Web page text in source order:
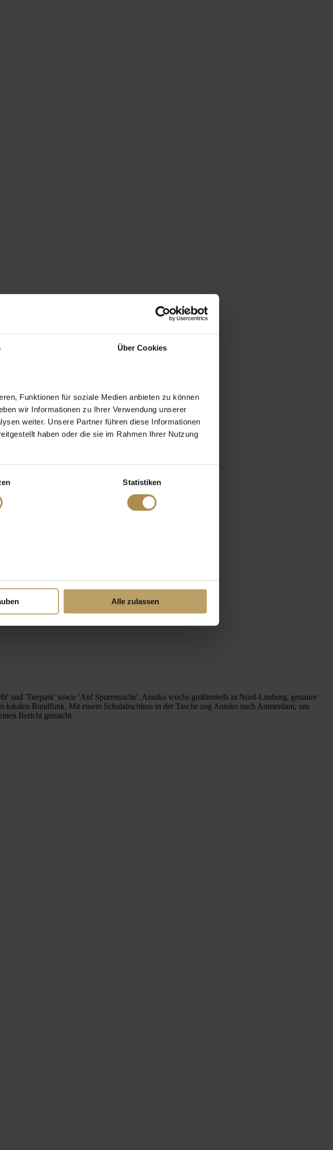
Über Cookies
Funktionen für soziale Medien anbieten zu können
wir Informationen zu Ihrer Verwendung unserer
weiter. Unsere Partner führen diese Informationen
haben oder die sie im Rahmen Ihrer Nutzung
Statistiken
Alle zulassen
und 'Tierpark' sowie 'Auf Spurensuche'. Anniko wuchs größtenteils in Nord-Limburg, genauer
Rundfunk. Mit einem Schulabschluss in der Tasche zog Anniko nach Amsterdam, um
Bericht gemacht.